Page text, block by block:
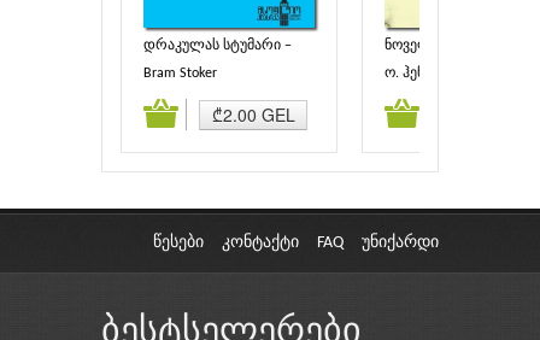
დრაკულას სტუმარი −
ბოშა ქალის
(Dracula’s Guest − The
Bram Stoker
₾2.00 GEL
ნოველები
ო. ჰენრი
კალათაში დამატება კალათაში
წესები კონტაქტი FAQ უნიქარდი